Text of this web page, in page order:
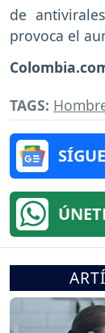
de
provoca el
TAGS: